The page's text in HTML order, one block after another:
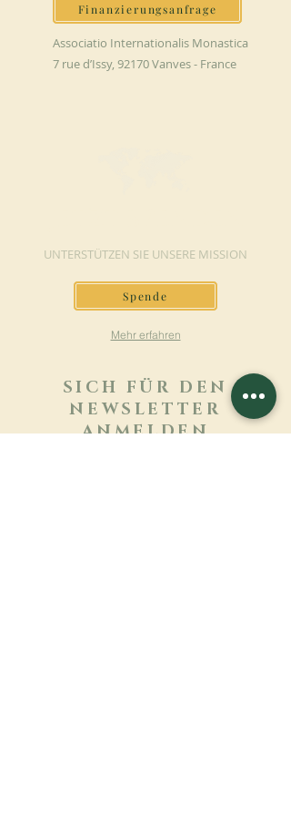
Finanzierungsanfrage
Associatio Internationalis Monastica
7 rue d’Issy, 92170 Vanves - France
UNTERSTÜTZEN SIE UNSERE MISSION
Spende
Mehr erfahren
SICH FÜR DEN
NEWSLETTER
ANMELDEN